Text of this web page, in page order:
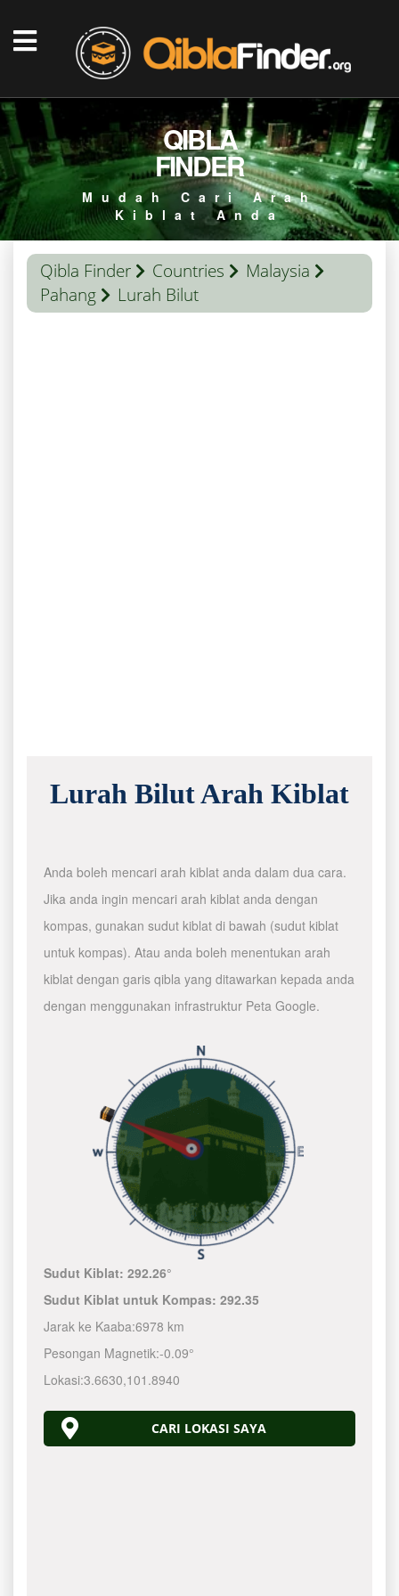
QIBLA
FINDER
Mudah Cari Arah
Kiblat Anda
Qibla Finder Countries
Malaysia
Pahang
Lurah Bilut
Lurah Bilut Arah Kiblat
Anda boleh mencari arah kiblat anda dalam dua cara.
Jika anda ingin mencari arah kiblat anda dengan
kompas, gunakan sudut kiblat di bawah (sudut kiblat
untuk kompas). Atau anda boleh menentukan arah
kiblat dengan garis qibla yang ditawarkan kepada anda
dengan menggunakan infrastruktur Peta Google.
Sudut Kiblat:292.26°
Sudut Kiblat untuk Kompas:292.35
Jarak ke Kaaba:6978 km
Pesongan Magnetik:-0.09°
Lokasi:3.6630,101.8940
CARI LOKASI SAYA